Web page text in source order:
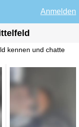
Anmelden
kennen und chatte